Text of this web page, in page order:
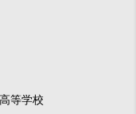
等学校